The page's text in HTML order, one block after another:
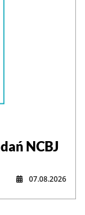
NCBJ
07.08.2026